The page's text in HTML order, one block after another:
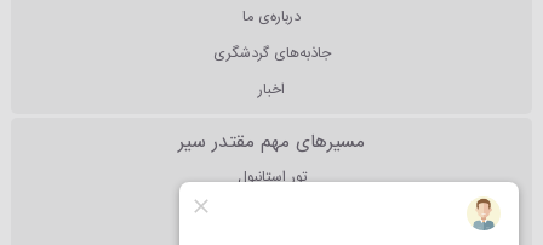
درباره‌ی ما
جاذبه‌های گردشگری
اخبار
مسیرهای مهم مقتدر سیر
تور استانبول